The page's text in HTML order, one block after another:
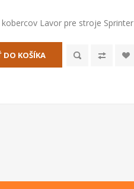
kobercov Lavor pre stroje Sprinter
DO KOŠÍKA